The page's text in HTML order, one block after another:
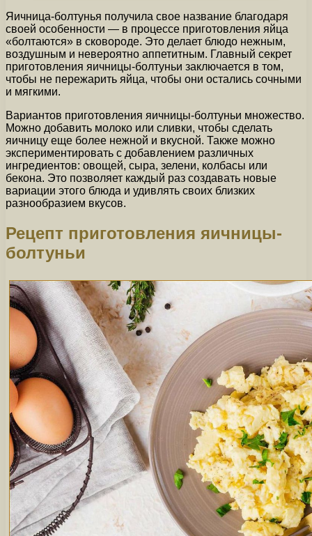
Яичница-болтунья получила свое название благодаря
своей особенности — в процессе приготовления яйца
«болтаются» в сковороде. Это делает блюдо нежным,
воздушным и невероятно аппетитным. Главный секрет
приготовления яичницы-болтуньи заключается в том,
чтобы не пережарить яйца, чтобы они остались сочными
и мягкими.
Вариантов приготовления яичницы-болтуньи множество.
Можно добавить молоко или сливки, чтобы сделать
яичницу еще более нежной и вкусной. Также можно
экспериментировать с добавлением различных
ингредиентов: овощей, сыра, зелени, колбасы или
бекона. Это позволяет каждый раз создавать новые
вариации этого блюда и удивлять своих близких
разнообразием вкусов.
Рецепт приготовления яичницы-
болтуньи